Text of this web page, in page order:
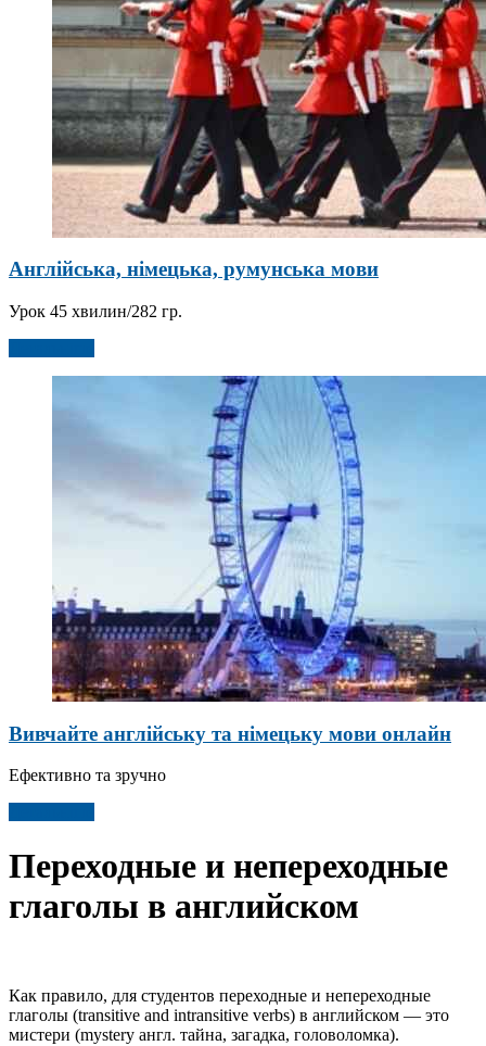
Англійська, німецька, румунська мови
Урок 45 хвилин/282 гр.
Вивчайте англійську та німецьку мови онлайн
Ефективно та зручно
Переходные и непереходные
глаголы в английском
Как правило, для студентов переходные и непереходные
глаголы (transitive and intransitive verbs) в английском — это
мистери (mystery англ. тайна, загадка, головоломка).